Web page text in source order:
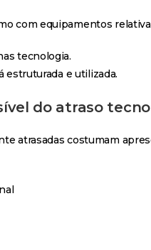
com equipamentos
tecnologia.
estruturada e utilizada.
do atraso
atrasadas costumam